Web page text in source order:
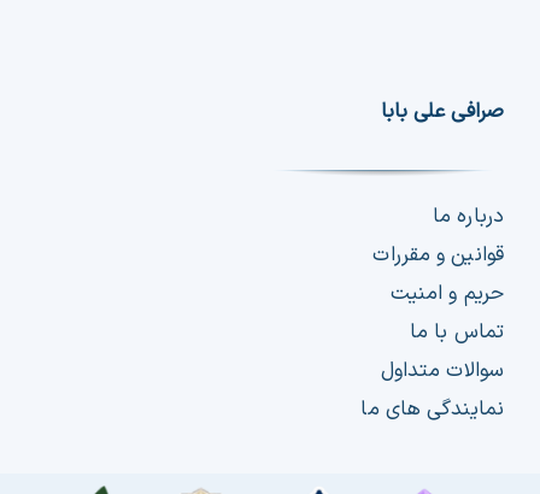
صرافی علی بابا
درباره ما
قوانین و مقررات
حریم و امنیت
تماس با ما
سوالات متداول
نمایندگی های ما